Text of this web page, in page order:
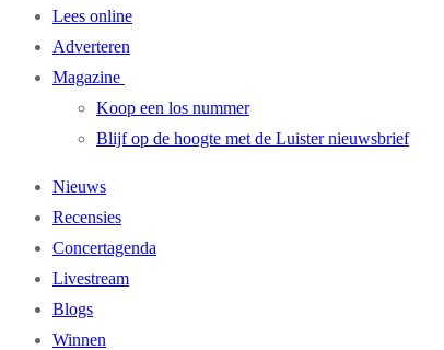
Lees online
Adverteren
Magazine
Koop een los nummer
Blijf op de hoogte met de Luister nieuwsbrief
Nieuws
Recensies
Concertagenda
Livestream
Blogs
Winnen